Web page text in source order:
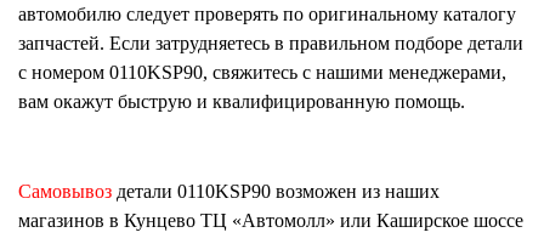
автомобилю следует проверять по оригинальному каталогу
запчастей. Если затрудняетесь в правильном подборе детали
с номером 0110KSP90, свяжитесь с нашими менеджерами,
вам окажут быструю и квалифицированную помощь.
Самовывоз детали 0110KSP90 возможен из наших
магазинов в Кунцево ТЦ «Автомолл» или Каширское шоссе